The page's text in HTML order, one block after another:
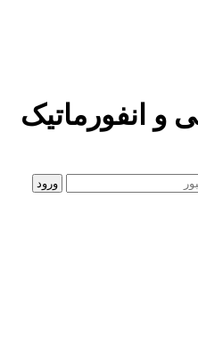
انفورماتیک